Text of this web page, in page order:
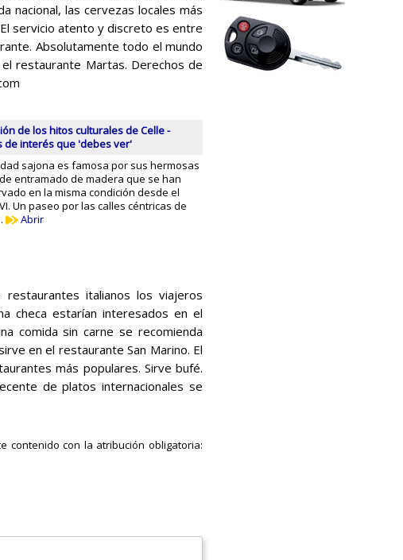
nacional, las cervezas locales más
servicio atento y discreto es entre
Absolutamente todo el mundo
restaurante Martas. Derechos de
de los hitos culturales de Celle -
de interés que 'debes ver'
sajona es famosa por sus hermosas
entramado de madera que se han
en la misma condición desde el
Un paseo por las calles céntricas de
Abrir
italianos los viajeros
checa estarían interesados ​​en el
comida sin carne se recomienda
en el restaurante San Marino. El
más populares. Sirve bufé.
de platos internacionales se
contenido con la atribución obligatoria: